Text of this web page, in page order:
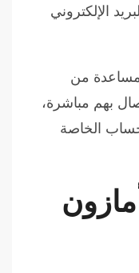
الإلكتروني
من
بهم مباشرة،
الخاصة